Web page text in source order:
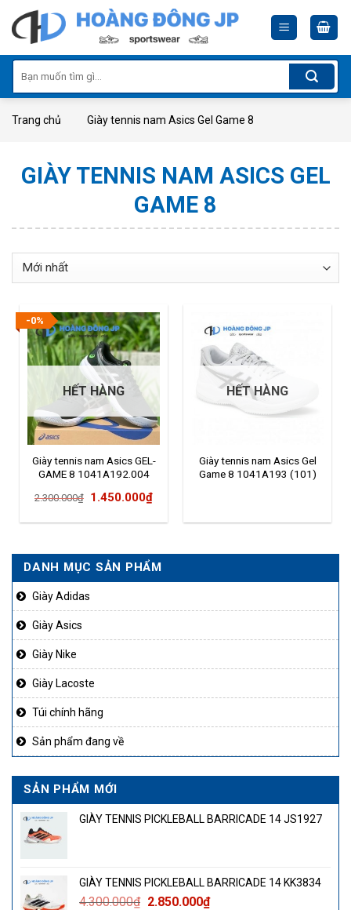
content
kiếm:
Trang chủ Giày tennis nam Asics Gel Game 8
GIÀY TENNIS NAM ASICS GEL
GAME 8
-0%
HẾT HÀNG
Giày tennis nam Asics GEL-
GAME 8 1041A192.004
2.300.000₫ Giá
2.300.000₫.
1.450.000₫Giá
là:
1.450.000₫.
HẾT HÀNG
Giày tennis nam Asics Gel
Game 8 1041A193 (101)
DANH MỤC SẢN PHẨM
Giày Adidas
Giày Asics
Giày Nike
Giày Lacoste
Túi chính hãng
Sản phẩm đang về
SẢN PHẨM MỚI
GIÀY TENNIS PICKLEBALL BARRICADE 14 JS1927
GIÀY TENNIS PICKLEBALL BARRICADE 14 KK3834
4.300.000₫ Giá
2.850.000₫Giá